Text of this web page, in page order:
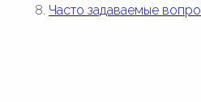
Часто задаваемые